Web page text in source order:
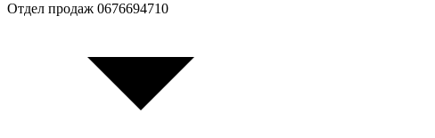
Отдел продаж 0676694710